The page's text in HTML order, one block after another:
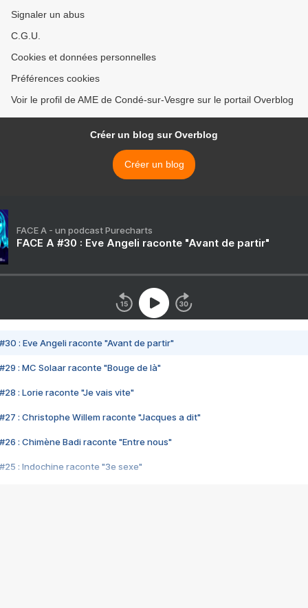
Signaler un abus
C.G.U.
Cookies et données personnelles
Préférences cookies
Voir le profil de AME de Condé-sur-Vesgre sur le portail Overblog
Créer un blog sur Overblog
Créer un blog
FACE A - un podcast Purecharts
FACE A #30 : Eve Angeli raconte "Avant de partir"
#30 : Eve Angeli raconte "Avant de partir"
#29 : MC Solaar raconte "Bouge de là"
#28 : Lorie raconte "Je vais vite"
#27 : Christophe Willem raconte "Jacques a dit"
#26 : Chimène Badi raconte "Entre nous"
#25 : Indochine raconte "3e sexe"